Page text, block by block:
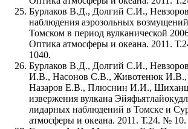
Бурлаков В.Д., Долгий С.И.,
наблюдения аэрозольных
Томском в период вулканической
Оптика атмосферы и океана. 2011.
1040.
Бурлаков В.Д., Долгий С.И.,
И.В., Насонов С.В., Животенюк И.В.,
Назаров Е.В., Плюснин И.И.,
извержения вулкана
лидарных наблюдений в Томске и
атмосферы и океана. 2011. Т.24. №